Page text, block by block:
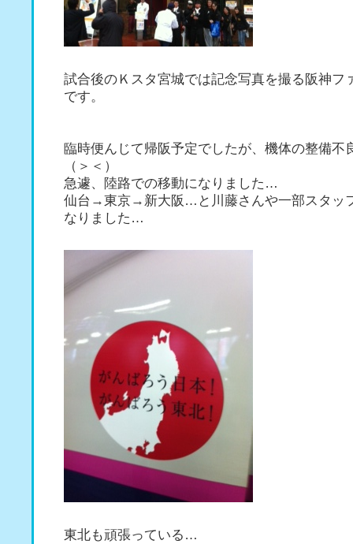
試合後のＫスタ宮城では記念写真を撮る阪神フ
です。
臨時便んじて帰阪予定でしたが、機体の整備不
（＞＜）
急遽、陸路での移動になりました…
仙台→東京→新大阪…と川藤さんや一部スタッ
なりました…
東北も頑張っている…